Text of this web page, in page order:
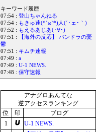
キーワード履歴
07:54 : 登山ちゃんねる
07:54 : もきゅ速(*´ω`*)人(´･ェ･｀)
07:52 : もえるあじあ(･∀･)
07:51 :
【海外の反応】 パンドラの憂
鬱
07:51 : キムチ速報
07:49 : a
07:49 : U-1 NEWS.
07:48 : 保守速報
アナグロあんてな
逆アクセスランキング
位
印
ブログ
1
U-1 NEWS.